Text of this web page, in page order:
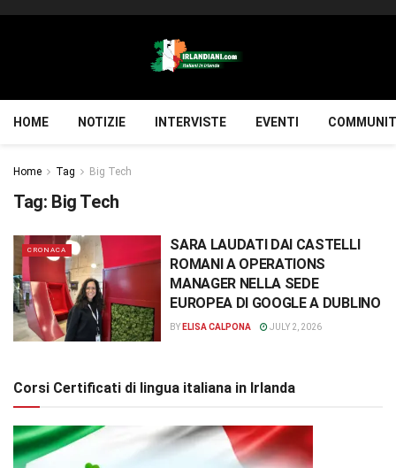
HOME NOTIZIE INTERVISTE EVENTI
Home Tag Big Tech
Tag: Big Tech
CRONACA
SARA LAUDATI DAI CASTELLI
ROMANI A OPERATIONS
MANAGER NELLA SEDE
EUROPEA DI GOOGLE A DUBLINO
BY ELISA CALPONA JULY 2, 2026
Corsi Certificati di lingua italiana in Irlanda